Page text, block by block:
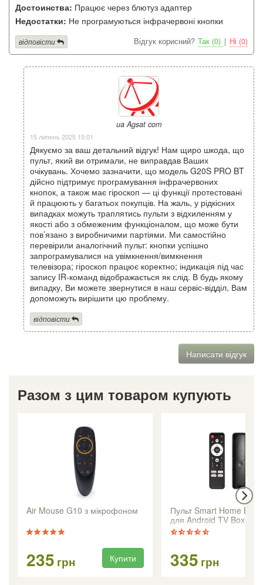
Достоинства: Працює через блютуз адаптер
Недостатки: Не програмуються інфрачервоні кнопки
Відгук корисний? Так (0) | Ні (0)
відповісти
ua Agsat com
15 липень 2025 15:01
Дякуємо за ваш детальний відгук! Нам щиро шкода, що
пульт, який ви отримали, не виправдав Ваших
очікувань. Хочемо зазначити, що модель G20S PRO BT
дійсно підтримує програмування інфрачервоних
кнопок, а також має гіроскоп — ці функції протестовані
й працюють у багатьох покупців. На жаль, у рідкісних
випадках можуть траплятись пульти з відхиленням у
якості або з обмеженим функціоналом, що може бути
пов’язано з виробничими партіями. Ми самостійно
перевірили аналогічний пульт: кнопки успішно
запрограмувалися на увімкнення/вимкнення
телевізора; гіроскоп працює коректно; індикація під час
запису IR-команд відображається як слід. В будь якому
випадку, Ви можете звернутися в наш сервіс-відділ, Вам
допоможуть вирішити цю проблему.
відповісти
Написати відгук
Разом з цим товаром купують
Air Mouse G10 з мікрофоном
235 грн Купити
Пульт Smart Home
для Android TV Box
335 грн